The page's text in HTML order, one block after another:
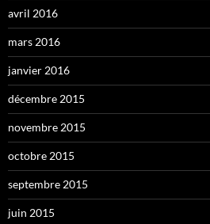
avril 2016
mars 2016
janvier 2016
décembre 2015
novembre 2015
octobre 2015
septembre 2015
juin 2015